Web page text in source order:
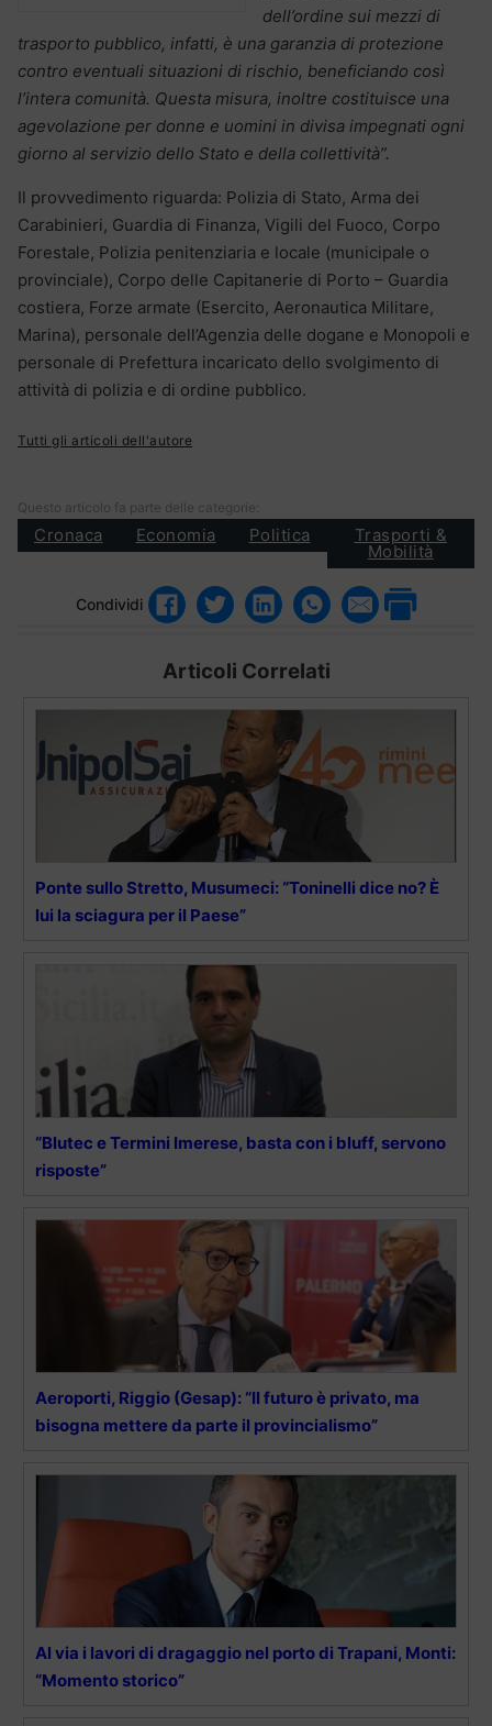
dell’ordine sui mezzi di
trasporto pubblico, infatti, è una garanzia di protezione
contro eventuali situazioni di rischio, beneficiando così
l’intera comunità. Questa misura, inoltre costituisce una
agevolazione per donne e uomini in divisa impegnati ogni
giorno al servizio dello Stato e della collettività”.
Il provvedimento riguarda: Polizia di Stato, Arma dei
Carabinieri, Guardia di Finanza, Vigili del Fuoco, Corpo
Forestale, Polizia penitenziaria e locale (municipale o
provinciale), Corpo delle Capitanerie di Porto – Guardia
costiera, Forze armate (Esercito, Aeronautica Militare,
Marina), personale dell’Agenzia delle dogane e Monopoli e
personale di Prefettura incaricato dello svolgimento di
attività di polizia e di ordine pubblico.
Tutti gli articoli dell'autore
Questo articolo fa parte delle categorie:
Cronaca Economia Politica Trasporti &
Mobilità
Condividi
Articoli Correlati
Ponte sullo Stretto, Musumeci: “Toninelli dice no? È
lui la sciagura per il Paese”
“Blutec e Termini Imerese, basta con i bluff, servono
risposte”
Aeroporti, Riggio (Gesap): “Il futuro è privato, ma
bisogna mettere da parte il provincialismo”
Al via i lavori di dragaggio nel porto di Trapani, Monti:
“Momento storico”